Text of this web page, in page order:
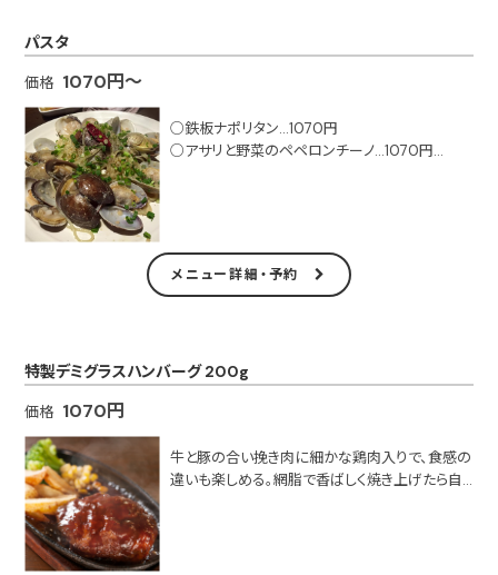
パスタ
価格 1070円～
○鉄板ナポリタン…1070円
○アサリと野菜のペペロンチーノ…1070円
メニュー詳細・予約
特製デミグラスハンバーグ 200g
価格 1070円
牛と豚の合い挽き肉に細かな鶏肉入りで、食感の
違いも楽しめる。網脂で香ばしく焼き上げたら自